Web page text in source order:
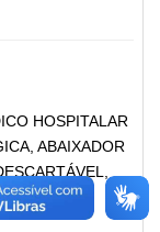
HOSPITALAR
ABAIXADOR
MÉDICO-